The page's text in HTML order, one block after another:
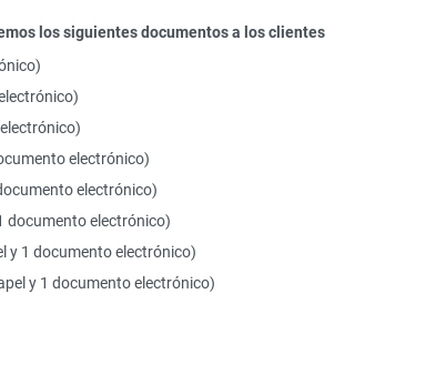
los siguientes documentos a los clientes
electrónico)
electrónico)
documento electrónico)
y 1 documento electrónico)
y 1 documento electrónico)